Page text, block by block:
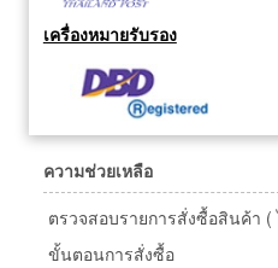
เครื่องหมายรับรอง
ความช่วยเหลือ
ตรวจสอบรายการสั่งซื้อสินค้า
ขั้นตอนการสั่งซื้อ